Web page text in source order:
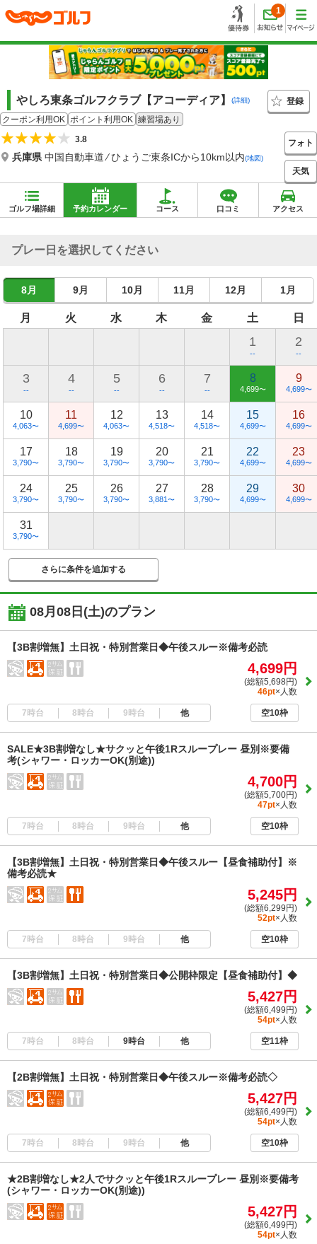
1
やしろ東条ゴルフクラブ【アコーディア】 (詳細)
登録
クーポン利用OK ポイント利用OK 練習場あり
3.8
兵庫県中国自動車道 ⁄ ひょうご東条ICから10km以内(地図)
フォト
天気
ゴルフ場詳細 予約カレンダー コース 口コミ アクセス
プレー日を選択してください
8月 9月 10月 11月 12月 1月
月 火 水 木 金 土 日
1
--
2
--
3
--
4
--
5
--
6
--
7
--
8
4,699〜
9
4,699〜
10
4,063〜
11
4,699〜
12
4,063〜
13
4,518〜
14
4,518〜
15
4,699〜
16
4,699〜
17
3,790〜
18
3,790〜
19
3,790〜
20
3,790〜
21
3,790〜
22
4,699〜
23
4,699〜
24
3,790〜
25
3,790〜
26
3,790〜
27
3,881〜
28
3,790〜
29
4,699〜
30
4,699〜
31
3,790〜
さらに条件を追加する
08月08日(土)のプラン
【3B割増無】土日祝・特別営業日◆午後スルー※備考必読
4,699円
(総額5,698円)
46pt×人数
7時台 8時台 9時台 他 空10枠
SALE★3B割増なし★サクッと午後1Rスループレー 昼別※要備
考(シャワー・ロッカーOK(別途))
4,700円
(総額5,700円)
47pt×人数
7時台 8時台 9時台 他 空10枠
【3B割増無】土日祝・特別営業日◆午後スルー【昼食補助付】※
備考必読★
5,245円
(総額6,299円)
52pt×人数
7時台 8時台 9時台 他 空10枠
【3B割増無】土日祝・特別営業日◆公開枠限定【昼食補助付】◆
5,427円
(総額6,499円)
54pt×人数
7時台 8時台 9時台 他 空11枠
【2B割増無】土日祝・特別営業日◆午後スルー※備考必読◇
5,427円
(総額6,499円)
54pt×人数
7時台 8時台 9時台 他 空10枠
★2B割増なし★2人でサクッと午後1Rスループレー 昼別※要備考
(シャワー・ロッカーOK(別途))
5,427円
(総額6,499円)
54pt×人数